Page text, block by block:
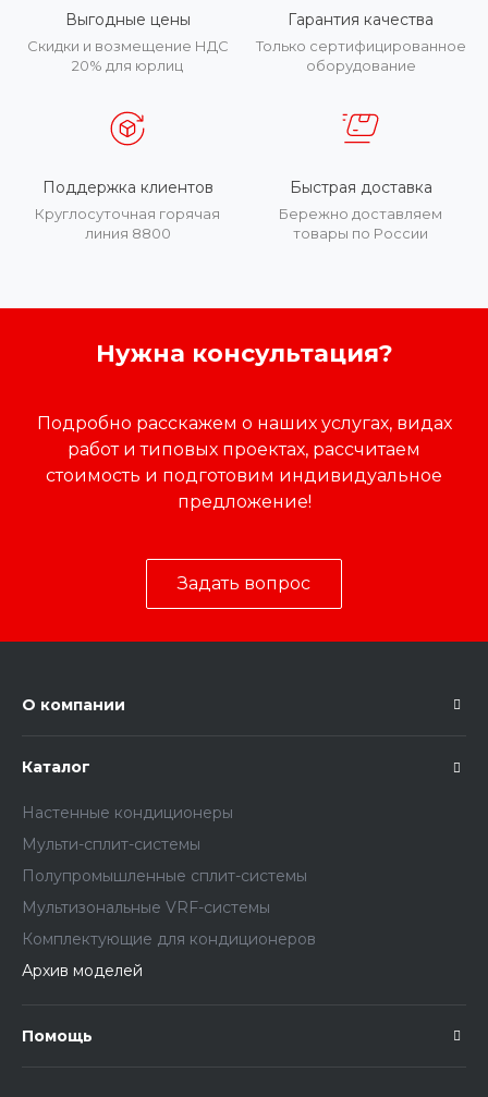
Выгодные цены
Скидки и возмещение НДС
20% для юрлиц
Гарантия качества
Только сертифицированное
оборудование
Поддержка клиентов
Круглосуточная горячая
линия 8800
Быстрая доставка
Бережно доставляем
товары по России
Нужна консультация?
Подробно расскажем о наших услугах, видах
работ и типовых проектах, рассчитаем
стоимость и подготовим индивидуальное
предложение!
Задать вопрос
О компании
Каталог
Настенные кондиционеры
Мульти-сплит-системы
Полупромышленные сплит-системы
Мультизональные VRF-системы
Комплектующие для кондиционеров
Архив моделей
Помощь